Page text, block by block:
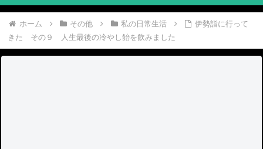
ホーム その他 私の日常生活
伊勢詣に行って
きた その９ 人生最後の冷やし飴を飲みました